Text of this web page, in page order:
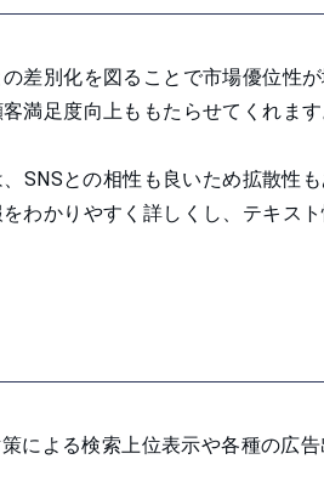
差別化を図ることで市場優位性
満足度向上ももたらせてくれます
SNSとの相性も良いため拡散性
わかりやすく詳しくし、テキス
による検索上位表示や各種の広